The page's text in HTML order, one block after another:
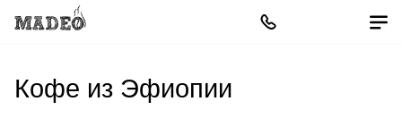
Кофе из Эфиопии